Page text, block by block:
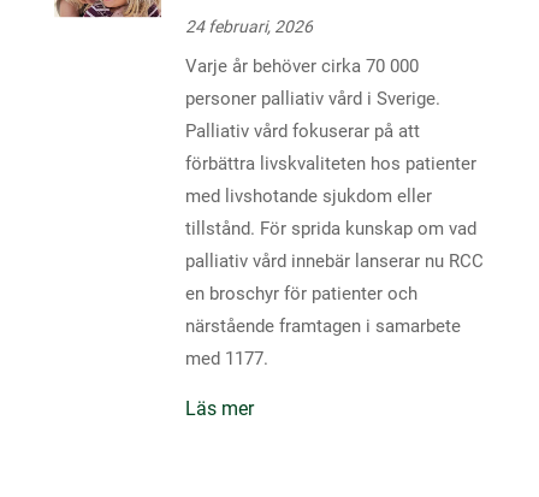
24 februari, 2026
Varje år behöver cirka 70 000
personer palliativ vård i Sverige.
Palliativ vård fokuserar på att
förbättra livskvaliteten hos patienter
med livshotande sjukdom eller
tillstånd. För sprida kunskap om vad
palliativ vård innebär lanserar nu RCC
en broschyr för patienter och
närstående framtagen i samarbete
med 1177.
Läs mer